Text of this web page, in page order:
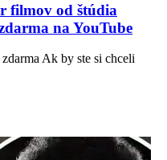
filmov od štúdia
na YouTube
Ak by ste si chceli